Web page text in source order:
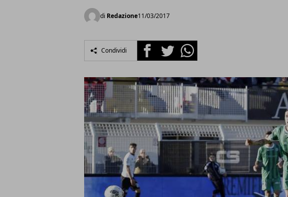
di Redazione11/03/2017
Condividi FacebookTwitterWhatsapp